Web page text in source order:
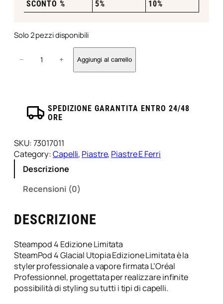
SCONTO %
5% 10%
Solo 2 pezzi disponibili
V
a
p
t
e
a
m
P
o
d
4
− + Aggiungi al carrello
SPEDIZIONE GARANTITA ENTRO 24/48
ORE
SKU:73017011
Category:Capelli, Piastre, Piastre E Ferri
Descrizione
Recensioni (0)
DESCRIZIONE
Steampod 4 Edizione Limitata
SteamPod 4 Glacial Utopia Edizione Limitata è la
styler professionale a vapore firmata L’Oréal
Professionnel, progettata per realizzare infinite
possibilità di styling su tutti i tipi di capelli.